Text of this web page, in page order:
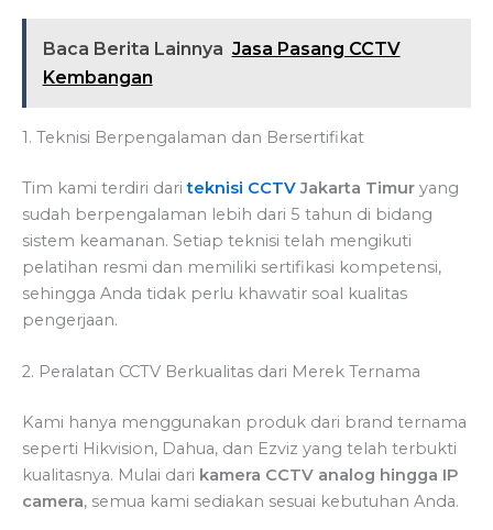
Baca Berita Lainnya Jasa Pasang CCTV
Kembangan
1. Teknisi Berpengalaman dan Bersertifikat
Tim kami terdiri dariteknisi CCTVJakarta Timur yang
sudah berpengalaman lebih dari 5 tahun di bidang
sistem keamanan. Setiap teknisi telah mengikuti
pelatihan resmi dan memiliki sertifikasi kompetensi,
sehingga Anda tidak perlu khawatir soal kualitas
pengerjaan.
2. Peralatan CCTV Berkualitas dari Merek Ternama
Kami hanya menggunakan produk dari brand ternama
seperti Hikvision, Dahua, dan Ezviz yang telah terbukti
kualitasnya. Mulai dari kamera CCTV analog hingga IP
camera, semua kami sediakan sesuai kebutuhan Anda.